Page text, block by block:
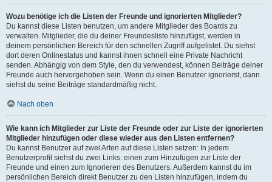
Wozu benötige ich die Listen der Freunde und ignorierten Mitglieder?
Du kannst diese Listen benutzen, um andere Mitglieder des Boards zu
verwalten. Mitglieder, die du deiner Freundesliste hinzufügst, werden in
deinem persönlichen Bereich für den schnellen Zugriff aufgelistet. Du siehst
dort deren Onlinestatus und kannst ihnen schnell eine Private Nachricht
senden. Abhängig von dem Style, den du verwendest, können Beiträge deiner
Freunde auch hervorgehoben sein. Wenn du einen Benutzer ignorierst, dann
siehst du seine Beiträge standardmäßig nicht.
Nach oben
Wie kann ich Mitglieder zur Liste der Freunde oder zur Liste der ignorierten
Mitglieder hinzufügen oder diese wieder aus den Listen entfernen?
Du kannst Benutzer auf zwei Arten auf diese Listen setzen: In jedem
Benutzerprofil siehst du zwei Links: einen zum Hinzufügen zur Liste der
Freunde und einen zum Ignorieren des Benutzers. Außerdem kannst du im
persönlichen Bereich direkt Benutzer zu den Listen hinzufügen, indem du